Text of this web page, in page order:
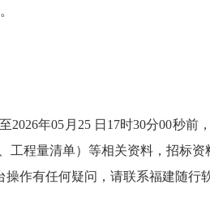
年05月25 日17时30分00秒前
程量清单）等相关资料，招标
作有任何疑问，请联系福建随行